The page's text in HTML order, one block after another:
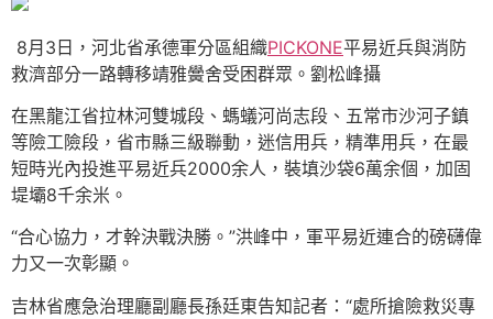
8月3日，河北省承德軍分區組織PICKONE平易近兵與消防
救濟部分一路轉移靖雅黌舍受困群眾。劉松峰攝
在黑龍江省拉林河雙城段、螞蟻河尚志段、五常市沙河子鎮
等險工險段，省市縣三級聯動，迷信用兵，精準用兵，在最
短時光內投進平易近兵2000余人，裝填沙袋6萬余個，加固
堤壩8千余米。
“合心協力，才幹決戰決勝。”洪峰中，軍平易近連合的磅礴偉
力又一次彰顯。
吉林省應急治理廳副廳長孫廷東告知記者：“處所搶險救災專